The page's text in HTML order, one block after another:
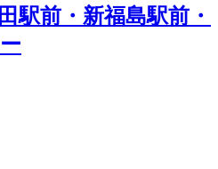
駅前・新福島駅前・